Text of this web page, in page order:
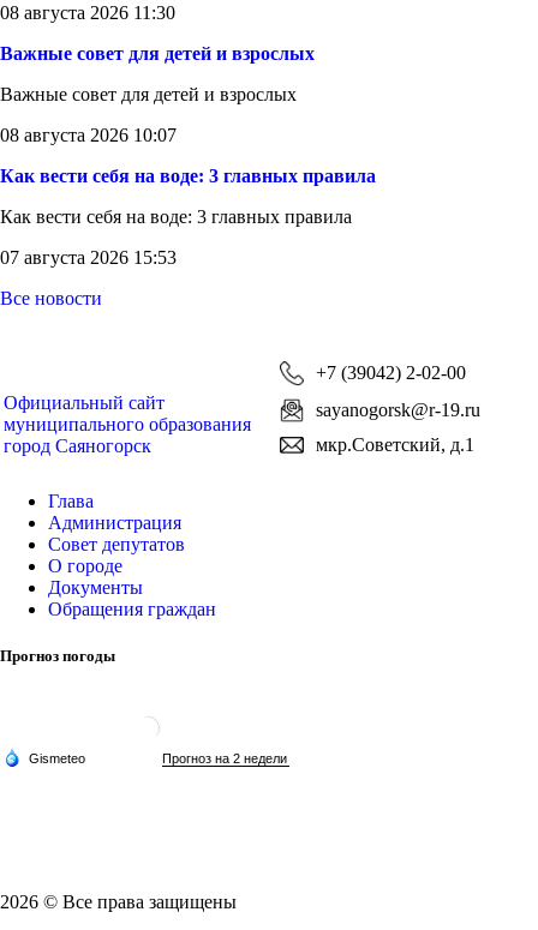
08 августа 2026 11:30
Важные совет для детей и взрослых
Важные совет для детей и взрослых
08 августа 2026 10:07
Как вести себя на воде: 3 главных правила
Как вести себя на воде: 3 главных правила
07 августа 2026 15:53
Все новости
Официальный сайт
муниципального образования
город Саяногорск
+7 (39042) 2-02-00
sayanogorsk@r-19.ru
мкр.Советский, д.1
Глава
Администрация
Совет депутатов
О городе
Документы
Обращения граждан
Прогноз погоды
2026 © Все права защищены